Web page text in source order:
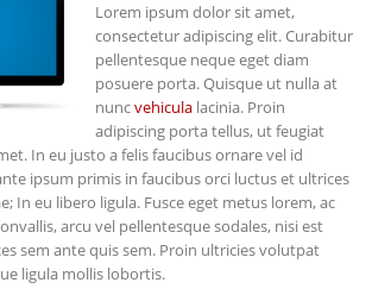
Lorem ipsum dolor sit amet,
consectetur adipiscing elit. Curabitur
pellentesque neque eget diam
posuere porta. Quisque ut nulla at
nuncvehicula lacinia. Proin
adipiscing porta tellus, ut feugiat
In eu justo a felis faucibus ornare vel id
ipsum primis in faucibus orci luctus et ultrices
In eu libero ligula. Fusce eget metus lorem, ac
arcu vel pellentesque sodales, nisi est
sem ante quis sem. Proin ultricies volutpat
ligula mollis lobortis.